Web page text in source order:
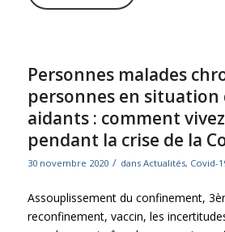
Personnes malades
personnes en situation
aidants : comment
pendant la crise de la
30 novembre 2020 / dans Actualités, Covid-
Assouplissement du confinement,
reconfinement, vaccin, les